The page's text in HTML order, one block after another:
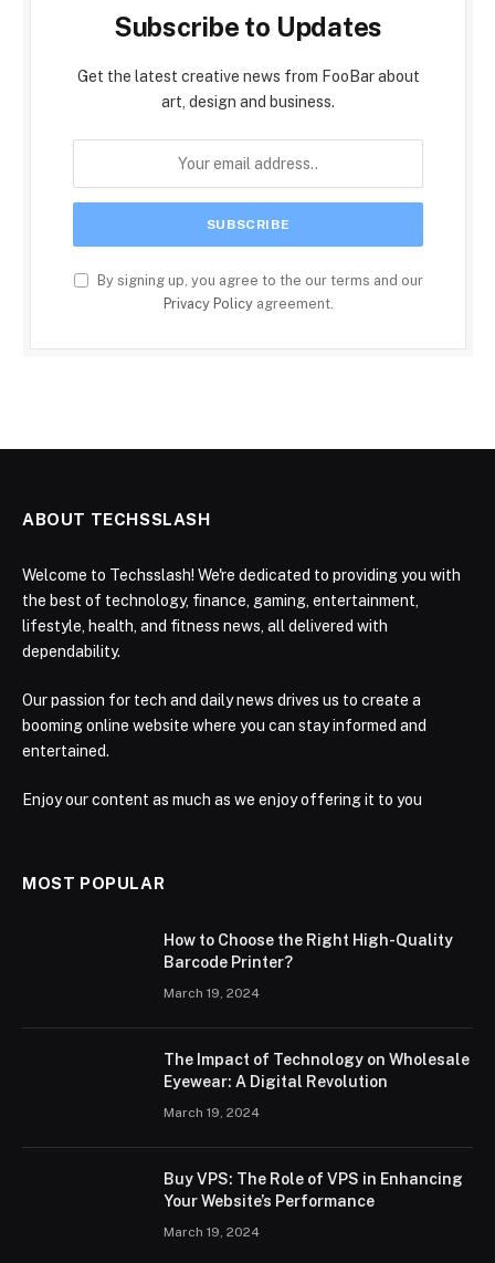
Subscribe to Updates
Get the latest creative news from FooBar about
art, design and business.
By signing up, you agree to the our terms and our
Privacy Policyagreement.
ABOUT TECHSSLASH
Welcome to Techsslash! We're dedicated to providing you with
the best of technology, finance, gaming, entertainment,
lifestyle, health, and fitness news, all delivered with
dependability.
Our passion for tech and daily news drives us to create a
booming online website where you can stay informed and
entertained.
Enjoy our content as much as we enjoy offering it to you
MOST POPULAR
How to Choose the Right High-Quality
Barcode Printer?
March 19, 2024
The Impact of Technology on Wholesale
Eyewear: A Digital Revolution
March 19, 2024
Buy VPS: The Role of VPS in Enhancing
Your Website’s Performance
March 19, 2024